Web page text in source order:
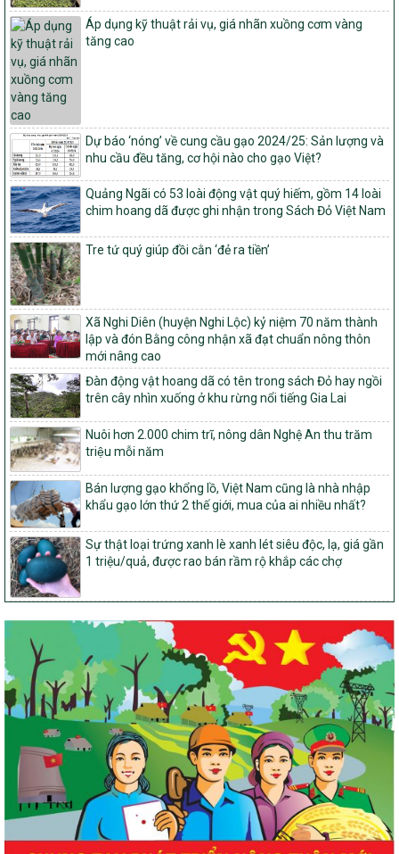
Quy định điều kiện, trình tự, thủ tục, hồ sơ xét, công nhận, công bố
và thu hồi quyết định công nhận xã đạt chuẩn nông thôn mới, xã
đạt nông thôn mới hiện đại và tỉnh, thành phố hoàn thành nhiệm
vụ xây dựng nông thôn mới giai đoạn 2026 – 2030
Quyết định số 16/2026/QĐ-TTg
Quy định nguyên tắc, tiêu chí, định mức phân bổ ngân sách trung
ương và tỉ lệ vốn đối ứng ngân sách của địa phương thực hiện
Chương trình mục tiêu quốc gia xây dựng nông thôn mới, giảm
nghèo bền vững và phát triển kinh tế – xã hội vùng đồng bào dân
tộc thiểu số và miền núi giai đoạn 2026 – 2030
1451/QĐ-UBND
Phê duyệt danh sách các xã thuộc nhóm 1, nhóm 2, nhóm 3
trong xây dựng nông thôn mới giai đoạn 2026-2030 trên địa bàn
tỉnh Nghệ An
103/PTNT-NTM
Về việc đăng ký thực hiện Dự án liên kết theo chuỗi giá trị thuộc
Dự án 2 – Chương trình Mục tiêu quốc gia Giảm nghèo bền vững
giai đoạn 2021-2025 được kéo dài sang năm 2026
827/QĐ-BNNMT
Quyết định Ban hành Kế hoạch triển khai thực hiện Chương trình
mục tiêu quốc gia xây dựng nông thôn mới, giảm nghèo bền
vững và phát triển kinh tế – xã hội vùng đồng bào dân tộc thiểu
số và miền núi giai đoạn 2026-2035, giai đoạn I: Từ năm 2026
đến năm 2030
14/2026/TT-BNNMT
Hướng dẫn thực hiện một số nội dung tiêu chí, điều kiện thuộc Bộ
tiêu chí quốc gia về nông thôn mới giai đoạn 2026 – 2030 thuộc
phạm vi quản lý nhà nước của Bộ Nông nghiệp và Môi trường
417/QĐ-BNNMT
Phê duyệt Chương trình mục tiêu quốc gia xây dựng nông thôn
mới, giảm nghèo bền vững và phát triển kinh tế – xã hội vùng
đồng bào dân tộc thiểu số và miền núi giai đoạn 2026-2035, giai
Nghị quyết số 08/2026/NQ-HĐND
Quy định nguyên tắc, tiêu chí, định mức phân bổ ngân sách trung
ương thực hiện Chương trình mục tiêu quốc gia xây dựng nông
thôn mới, giảm nghèo bền vững và phát triển kinh tế – xã hội
vùng đồng bào dân tộc thiểu số và miền núi giai đoạn 2026 –
2030 trên địa bàn tỉnh Nghệ An
Chỉ Thị số 22-CT/TU
về đẩy mạnh thực hiện Chương trình mục tiêu quốc gia xây dựng
nông thôn mới, giảm nghèo bền vững và phát triển kinh tế – xã
hội vùng đồng bào dân tộc thiểu số và miền núi giai đoạn 2026 –
2030 trên địa bàn tỉnh Nghệ An
Áp dụng kỹ thuật rải vụ, giá nhãn xuồng cơm vàng
tăng cao
Dự báo ‘nóng’ về cung cầu gạo 2024/25: Sản lượng và
nhu cầu đều tăng, cơ hội nào cho gạo Việt?
Quảng Ngãi có 53 loài động vật quý hiếm, gồm 14 loài
chim hoang dã được ghi nhận trong Sách Đỏ Việt Nam
Tre tứ quý giúp đồi cằn ‘đẻ ra tiền’
Xã Nghi Diên (huyện Nghi Lộc) kỷ niệm 70 năm thành
lập và đón Bằng công nhận xã đạt chuẩn nông thôn
mới nâng cao
Đàn động vật hoang dã có tên trong sách Đỏ hay ngồi
trên cây nhìn xuống ở khu rừng nổi tiếng Gia Lai
Nuôi hơn 2.000 chim trĩ, nông dân Nghệ An thu trăm
triệu mỗi năm
Bán lượng gạo khổng lồ, Việt Nam cũng là nhà nhập
khẩu gạo lớn thứ 2 thế giới, mua của ai nhiều nhất?
Sự thật loại trứng xanh lè xanh lét siêu độc, lạ, giá gần
1 triệu/quả, được rao bán rầm rộ khắp các chợ